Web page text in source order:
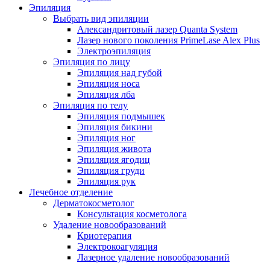
Эпиляция
Выбрать вид эпиляции
Александритовый лазер Quanta System
Лазер нового поколения PrimeLase Alex Plus
Электроэпиляция
Эпиляция по лицу
Эпиляция над губой
Эпиляция носа
Эпиляция лба
Эпиляция по телу
Эпиляция подмышек
Эпиляция бикини
Эпиляция ног
Эпиляция живота
Эпиляция ягодиц
Эпиляция груди
Эпиляция рук
Лечебное отделение
Дерматокосметолог
Консультация косметолога
Удаление новообразований
Криотерапия
Электрокоагуляция
Лазерное удаление новообразований